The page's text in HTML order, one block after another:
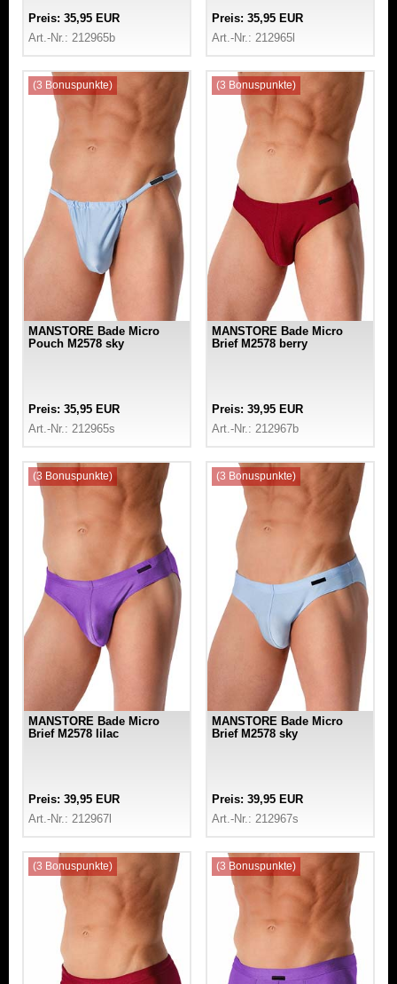
Preis: 35,95 EUR
Art.-Nr.: 212965b
Preis: 35,95 EUR
Art.-Nr.: 212965l
(3 Bonuspunkte)
MANSTORE Bade Micro
Pouch M2578 sky
Preis: 35,95 EUR
Art.-Nr.: 212965s
(3 Bonuspunkte)
MANSTORE Bade Micro
Brief M2578 berry
Preis: 39,95 EUR
Art.-Nr.: 212967b
(3 Bonuspunkte)
MANSTORE Bade Micro
Brief M2578 lilac
Preis: 39,95 EUR
Art.-Nr.: 212967l
(3 Bonuspunkte)
MANSTORE Bade Micro
Brief M2578 sky
Preis: 39,95 EUR
Art.-Nr.: 212967s
(3 Bonuspunkte) (3 Bonuspunkte)